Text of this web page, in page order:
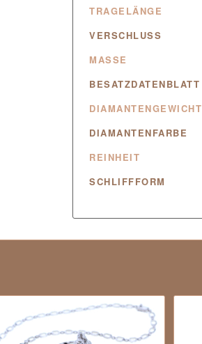
TRAGELÄNGE
VERSCHLUSS
MASSE
BESATZDATENBLATT
DIAMANTENGEWICHT
DIAMANTENFARBE
REINHEIT
SCHLIFFFORM